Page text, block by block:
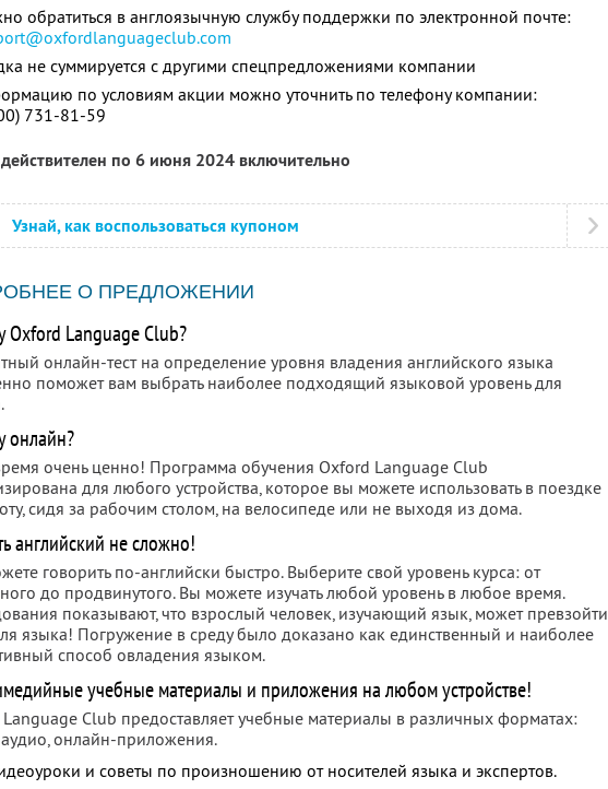
обратиться в англоязычную службу поддержки по электронной почте:
не суммируется с другими спецпредложениями компании
по условиям акции можно уточнить по телефону компании:
731-81-59
по 6 июня 2024 включительно
Узнай, как воспользоваться купоном
О ПРЕДЛОЖЕНИИ
Oxford Language Club?
онлайн-тест на определение уровня владения английского языка
поможет вам выбрать наиболее подходящий языковой уровень для
онлайн?
очень ценно! Программа обучения Oxford Language Club
для любого устройства, которое вы можете использовать в поездке
сидя за рабочим столом, на велосипеде или не выходя из дома.
английский не сложно!
говорить по-английски быстро. Выберите свой уровень курса: от
до продвинутого. Вы можете изучать любой уровень в любое время.
показывают, что взрослый человек, изучающий язык, может превзойти
языка! Погружение в среду было доказано как единственный и наиболее
способ овладения языком.
учебные материалы и приложения на любом устройстве!
Club предоставляет учебные материалы в различных форматах:
онлайн-приложения.
и советы по произношению от носителей языка и экспертов.